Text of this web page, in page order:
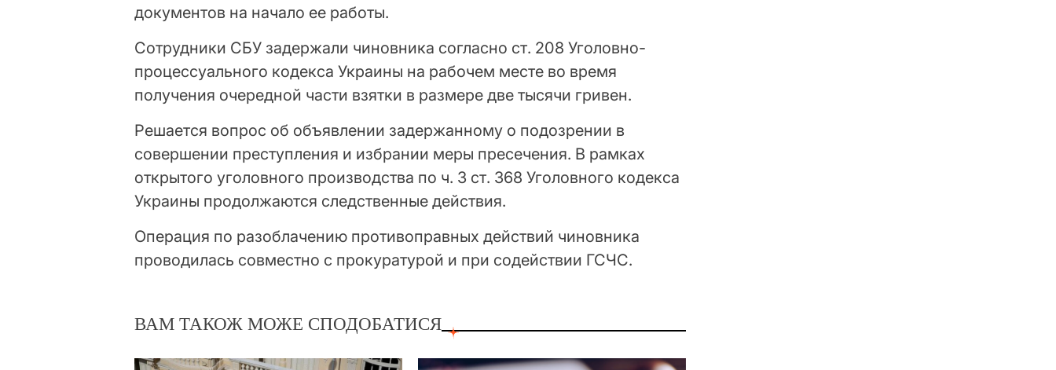
документов на начало ее работы.
Сотрудники СБУ задержали чиновника согласно ст. 208 Уголовно-
процессуального кодекса Украины на рабочем месте во время
получения очередной части взятки в размере две тысячи гривен.
Решается вопрос об объявлении задержанному о подозрении в
совершении преступления и избрании меры пресечения. В рамках
открытого уголовного производства по ч. 3 ст. 368 Уголовного кодекса
Украины продолжаются следственные действия.
Операция по разоблачению противоправных действий чиновника
проводилась совместно с прокуратурой и при содействии ГСЧС.
ВАМ ТАКОЖ МОЖЕ СПОДОБАТИСЯ